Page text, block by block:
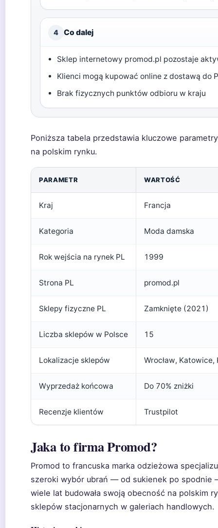
4 Co dalej
Sklep internetowy promod.pl pozostaje
Klienci mogą kupować online z dostawą do
Brak fizycznych punktów odbioru w kraju
Poniższa tabela przedstawia kluczowe
na polskim rynku.
PARAMETR WARTOŚĆ
Kraj Francja
Kategoria Moda damska
Rok wejścia na rynek PL 1999
Strona PL promod.pl
Sklepy fizyczne PL Zamknięte (2021)
Liczba sklepów w Polsce 15
Lokalizacje sklepów Wrocław, Katowice,
Wyprzedaż końcowa Do 70% zniżki
Recenzje klientów Trustpilot
Jaka to firma Promod?
Promod to francuska marka odzieżowa
szeroki wybór ubrań — od sukienek po spodnie
wiele lat budowała swoją obecność na polskim
sklepów stacjonarnych w galeriach handlowych.